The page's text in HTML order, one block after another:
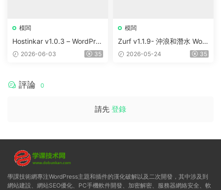
模闆
Hostinkar v1.0.3 – WordPres
s & WHMCS 主題
2026-06-03 35
模闆
Zurf v1.1.9- 沖浪和潛水 Wor
dPress主題
2026-05-24 35
評論 0
請先 登錄
學課技術網專注WordPress主題和插件的漢化破解以及二次開發，其中涉及到
網站建設、網站SEO優化、PC手機軟件開發、加密解密、服務器網絡安全、軟